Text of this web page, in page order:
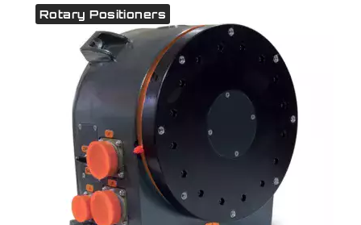
Rotary Positioners